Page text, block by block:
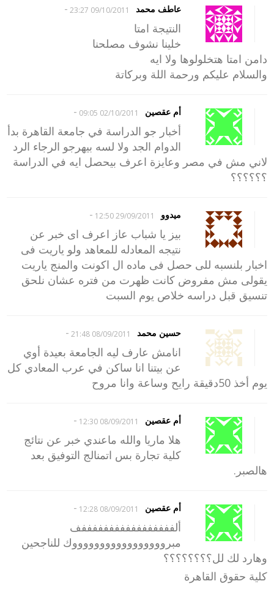
عاطف محمد 09/10/2011 23:27
-
النتيجة امتا
خلينا نشوف مصلحنا
دامن امتا هتخلولوها ولا ايه
والسلام عليكم ورحمة اللة وبركاتة
أم عقصين 02/10/2011 09:05
-
أخبار جو الدراسة في جامعة القاهرة بدأ
الدوام الجد ولا لسه بيهرجو الرجاء الرد
لاني مش في مصر وعايزة اعرف بيحصل ايه في الدراسة
؟؟؟؟؟؟
ميدوو 29/09/2011 12:50
-
بيز يا شباب عاز اعرف اى خبر عن
نتيجه المعادله للمعاهد ولو ياريت فى
اخبار بلنسبه للى حصل فى ماده ال اكونت والمنج ياريت
يقولى مش مفروض كانت ظهرت من فتره عشان نلحق
تنسيق قبل دراسه خلاص يوم السبت
حسين محمد 08/09/2011 21:48
-
انامش عارف ليه الجامعة بعيدة أوي
عن بيتنا انا ساكن في عرب المعادي كل
يوم أخذ 50دقيقة رايح وساعة وانا مروح
أم عقصين 08/09/2011 12:30
-
هلا ماريا والله ماعندي خبر عن نتائج
كلية تجارة بس اتمنالج التوفيق بعد
هالصبر.
أم عقصين 08/09/2011 12:28
-
ألفففففففففففففففففف
مبروووووووووووووووووك للناجحين
وهارد لك لل؟؟؟؟؟؟؟؟
كلية حقوق القاهرة